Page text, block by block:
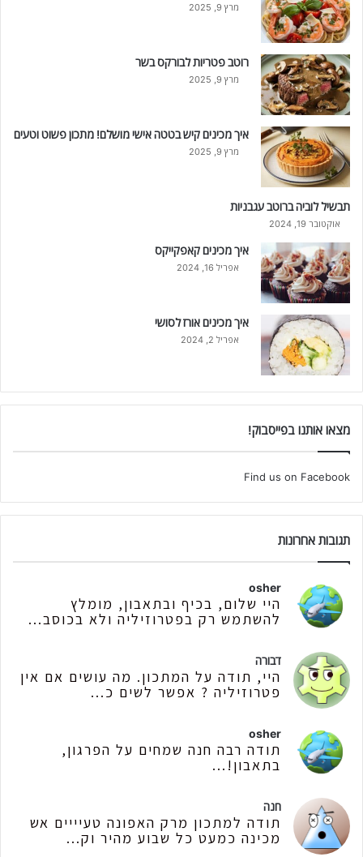
מרץ 9, 2025
רוטב פטריות לבורקס בשר
מרץ 9, 2025
איך מכינים קיש בטטה אישי מושלם! מתכון פשוט וטעים
מרץ 9, 2025
תבשיל לוביה ברוטב עגבניות
אוקטובר 19, 2024
איך מכינים קאפקייקס
אפריל 16, 2024
איך מכינים אורז לסושי
אפריל 2, 2024
מצאו אותנו בפייסבוק!
Find us on Facebook
תגובות אחרונות
osher
היי שלום, בכיף ובתאבון, מומלץ
להשתמש רק בפטרוזיליה ולא בכוסב...
דבורה
היי, תודה על המתכון. מה עושים אם אין
פטרוזיליה ? אפשר לשים כ...
osher
תודה רבה חנה שמחים על הפרגון,
בתאבון!...
חנה
תודה למתכון מרק האפונה טעיייים אש
מכינה כמעט כל שבוע מהיר וק...